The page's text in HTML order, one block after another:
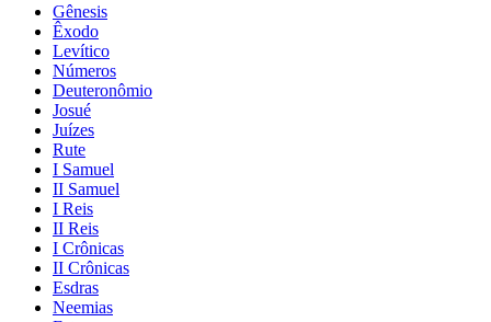
Gênesis
Êxodo
Levítico
Números
Deuteronômio
Josué
Juízes
Rute
I Samuel
II Samuel
I Reis
II Reis
I Crônicas
II Crônicas
Esdras
Neemias